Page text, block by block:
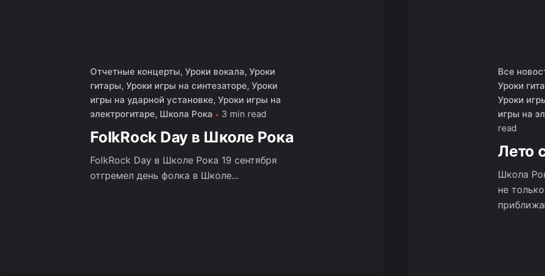
Отчетные концерты Уроки вокала Уроки
гитары Уроки игры на синтезаторе Уроки
игры на ударной установке Уроки игры на
электрогитаре Школа Рока 3 min read
FolkRock Day в Школе Рока
FolkRock Day в Школе Рока 19 сентября
отгремел день фолка в Школе...
Все
Уроки
Уроки
игры на
read
Лето
Школа
не